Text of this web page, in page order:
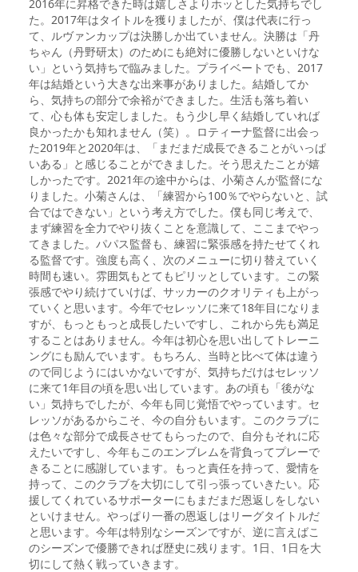
2016年に昇格できた時は嬉しさよりホッとした気持ちでし
た。2017年はタイトルを獲りましたが、僕は代表に行っ
て、ルヴァンカップは決勝しか出ていません。決勝は「丹
ちゃん（丹野研太）のためにも絶対に優勝しないといけな
い」という気持ちで臨みました。プライベートでも、2017
年は結婚という大きな出来事がありました。結婚してか
ら、気持ちの部分で余裕ができました。生活も落ち着い
て、心も体も安定しました。もう少し早く結婚していれば
良かったかも知れません（笑）。ロティーナ監督に出会っ
た2019年と2020年は、「まだまだ成長できることがいっぱ
いある」と感じることができました。そう思えたことが嬉
しかったです。2021年の途中からは、小菊さんが監督にな
りました。小菊さんは、「練習から100％でやらないと、試
合ではできない」という考え方でした。僕も同じ考えで、
まず練習を全力でやり抜くことを意識して、ここまでやっ
てきました。パパス監督も、練習に緊張感を持たせてくれ
る監督です。強度も高く、次のメニューに切り替えていく
時間も速い。雰囲気もとてもピリッとしています。この緊
張感でやり続けていけば、サッカーのクオリティも上がっ
ていくと思います。今年でセレッソに来て18年目になりま
すが、もっともっと成長したいですし、これから先も満足
することはありません。今年は初心を思い出してトレーニ
ングにも励んでいます。もちろん、当時と比べて体は違う
ので同じようにはいかないですが、気持ちだけはセレッソ
に来て1年目の頃を思い出しています。あの頃も「後がな
い」気持ちでしたが、今年も同じ覚悟でやっています。セ
レッソがあるからこそ、今の自分もいます。このクラブに
は色々な部分で成長させてもらったので、自分もそれに応
えたいですし、今年もこのエンブレムを背負ってプレーで
きることに感謝しています。もっと責任を持って、愛情を
持って、このクラブを大切にして引っ張っていきたい。応
援してくれているサポーターにもまだまだ恩返しをしない
といけません。やっぱり一番の恩返しはリーグタイトルだ
と思います。今年は特別なシーズンですが、逆に言えばこ
のシーズンで優勝できれば歴史に残ります。1日、1日を大
切にして熱く戦っていきます。